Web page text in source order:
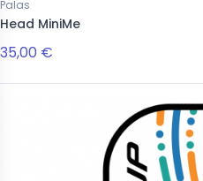
Palas
Head MiniMe
35,00 €